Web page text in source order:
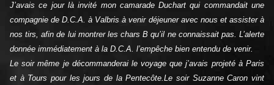
J’avais ce jour là invité mon camarade Duchart qui commandait une
compagnie de D.C.A. à Valbris à venir déjeuner avec nous et assister à
nos tirs, afin de lui montrer les chars B qu’il ne connaissait pas. L’alerte
donnée immédiatement à la D.C.A. l’empêche bien entendu de venir.
Le soir même je décommanderai le voyage que j’avais projeté à Paris
et à Tours pour les jours de la Pentecôte.Le soir Suzanne Caron vint